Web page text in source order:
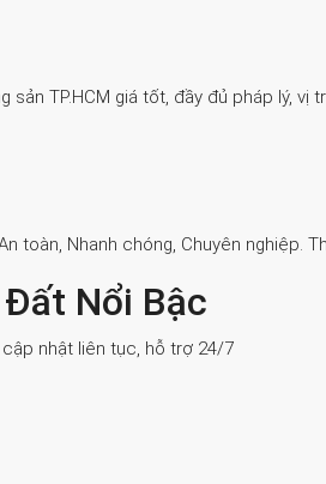
sản TP.HCM giá tốt, đầy đủ pháp lý,
toàn, Nhanh chóng, Chuyên nghiệp.
Nổi Bậc
nhật liên tục, hỗ trợ 24/7